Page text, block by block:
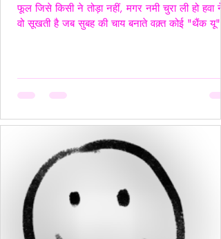
फूल जिसे किसी ने तोड़ा नहीं, मगर नमी चुरा ली हो हवा
वो सूखती है जब सुबह की चाय बनाते वक़्त कोई "थैंक यू"
सूखती है जब उसकी पसंदें "गृहस्थी के तवे" में जल कर